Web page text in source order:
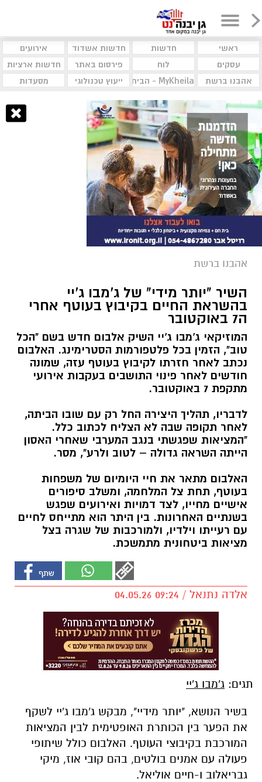
ראשי חדשות חדשות אשדוד
אירועים
עסקים
לוח פירסום באתר
חדשות ארציות
אהבנו ברשת
MyKheila - הבית לעסקים וקהילות ייעוץ טכנולוגי מסעדות
אהבנו ברשת
השיר "יותר מידי" של ג'מבו ג'יי
בהשראת החיים בקיבוץ בעוטף אחרי
ה7 באוקטובר
המוזיקאי ג'מבו ג'יי השיק אלבום חדש בשם "הכל
טוב", הזמין בכל פלטפורמות הסטרימינג. האלבום
נכתב לאחר חזרתו לקיבוץ בעוטף עזה, שמונה
חודשים לאחר פינוי התושבים בעקבות אירועי
מתקפת 7 באוקטובר.
לדבריו, תהליך היצירה החל רק עם שובו הביתה,
לאחר תקופה שבה לא הצליח לכתוב כלל.
"המציאות שפגשתי בנגב המערבי שאחרי האסון
הייתה השראה גדולה – לטוב ולרע", מסר.
האלבום מתאר את חיי היומיום של משפחות
בעוטף, תחת צל המלחמה, ומשלב סיפורים
אישיים מחייו, לצד דמויות ואירועים שפגש
בשנתיים האחרונות. בין היתר הוא מתייחס לחיים
עם רעייתו וילדיו, ולמורכבות של שגרה בצל
מציאות ביטחונית מתמשכת.
אלדה נתנאל / 09:24 04.05.26
תגים: ג'מבו ג'יי
בשיר הנושא, "יותר מידיי", מבקש ג'מבו ג'יי לשקף
את הפער בין הכותרת האופטימית לבין המציאות
המורכבת בקיבוצי העוטף. האלבום כולל שיתופי
פעולה עם אמנים בולטים, בהם קובי אוז, מיקי
גבריאלוב ו-חיים אוליאל.